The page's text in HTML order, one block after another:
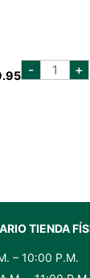
- EL
+
TIENDA
– 10:00 P.M.